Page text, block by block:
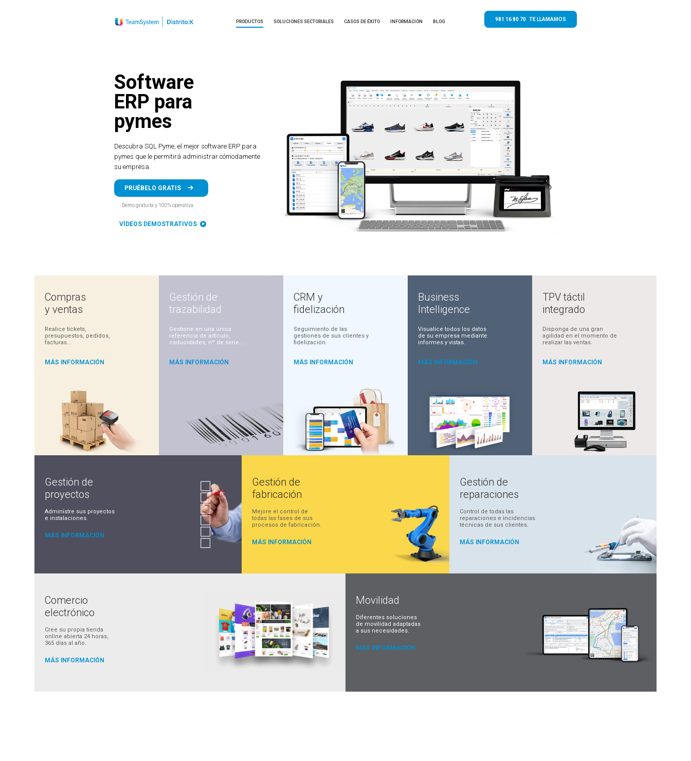
PRODUCTOS SOLUCIONES SECTORIALES CASOS DE ÉXITO INFORMACIÓN BLOG 981 16 80 70 TE LLAMAMOS
Software
ERP para
pymes
Descubra SQL Pyme, el mejor software ERP para
pymes que le permitirá administrar cómodamente
su empresa.
PRUÉBELO GRATIS
Demo gratuita y 100% operativa
VÍDEOS DEMOSTRATIVOS
Compras
y ventas
Realice tickets,
presupuestos, pedidos,
facturas...
MÁS INFORMACIÓN
Gestión de
trazabilidad
Gestione en una única
referencia de artículo,
caducidades, nº de serie...
MÁS INFORMACIÓN
CRM y
fidelización
Seguimiento de las
gestiones de sus clientes y
fidelización.
MÁS INFORMACIÓN
Business
Intelligence
Visualice todos los datos
de su empresa mediante
informes y vistas.
MÁS INFORMACIÓN
TPV táctil
integrado
Disponga de una gran
agilidad en el momento de
realizar las ventas.
MÁS INFORMACIÓN
Gestión de
proyectos
Administre sus proyectos
e instalaciones.
MÁS INFORMACIÓN
Gestión de
fabricación
Mejore el control de
todas las fases de sus
procesos de fabricación.
MÁS INFORMACIÓN
Gestión de
reparaciones
Control de todas las
reparaciones e incidencias
técnicas de sus clientes.
MÁS INFORMACIÓN
Comercio
electrónico
Cree su propia tienda
online abierta 24 horas,
365 días al año.
MÁS INFORMACIÓN
Movilidad
Diferentes soluciones
de movilidad adaptadas
a sus necesidades.
MÁS INFORMACIÓN